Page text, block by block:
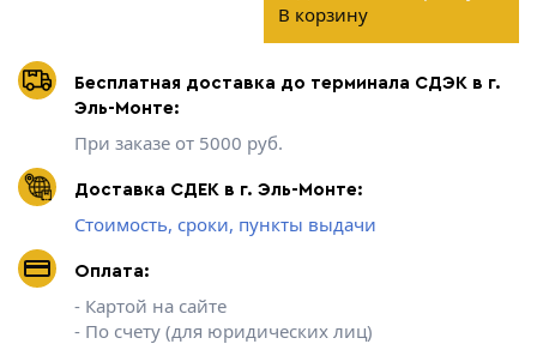
В корзину
Бесплатная доставка до терминала СДЭК в г.
Эль-Монте:
При заказе от 5000 руб.
Доставка СДЕК в г. Эль-Монте:
Стоимость, сроки, пункты выдачи
Оплата:
- Картой на сайте
- По счету (для юридических лиц)